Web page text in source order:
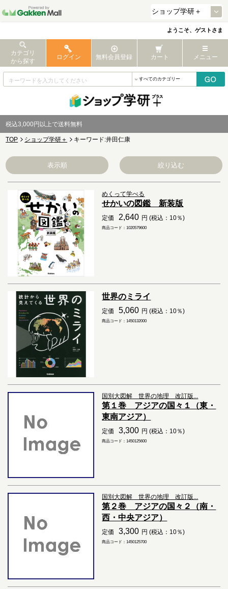
ようこそ、ゲストさま
カテゴリ
から探す
ログイン 無料会員登録 カート メニュー
税込3,000円以上で送料無料
TOP ショップ学研＋ キーワード:井田仁康
表示順 絞り込む
めくって学べる
せかいの図鑑 新装版
定価 2,640 円 (税込：10％)
商品コード：1020579600
世界のミライ
定価 5,060 円 (税込：10％)
商品コード：1450132000
国別大図解 世界の地理 改訂版...
第１巻 アジアの国々１（東・
東南アジア）
定価 3,300 円 (税込：10％)
商品コード：1450125600
国別大図解 世界の地理 改訂版...
第２巻 アジアの国々２（南・
西・中央アジア）
定価 3,300 円 (税込：10％)
商品コード：1450125700